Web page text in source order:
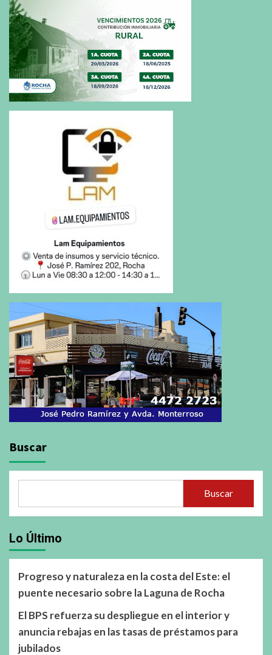
Buscar
Buscar
Lo Último
Progreso y naturaleza en la costa del Este: el
puente necesario sobre la Laguna de Rocha
El BPS refuerza su despliegue en el interior y
anuncia rebajas en las tasas de préstamos para
jubilados